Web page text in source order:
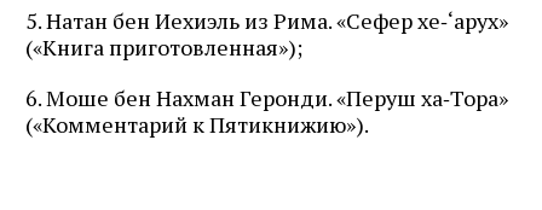
5. Натан бен Иехиэль из Рима. «Сефер хе‑‘арух»
(«Книга приготовленная»);
6. Моше бен Нахман Геронди. «Перуш ха‑Тора»
(«Комментарий к Пятикнижию»).